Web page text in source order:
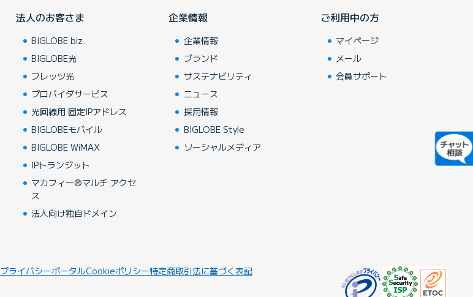
法人のお客さま
BIGLOBE biz.
BIGLOBE光
フレッツ光
プロバイダサービス
光回線用 固定IPアドレス
BIGLOBEモバイル
BIGLOBE WiMAX
IPトランジット
マカフィー®マルチ アクセ
ス
法人向け独自ドメイン
企業情報
企業情報
ブランド
サステナビリティ
ニュース
採用情報
BIGLOBE Style
ソーシャルメディア
ご利用中の方
マイページ
メール
会員サポート
プライバシーポータルCookieポリシー特定商取引法に基づく表記